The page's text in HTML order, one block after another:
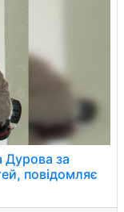
Дурова за
повідомляє